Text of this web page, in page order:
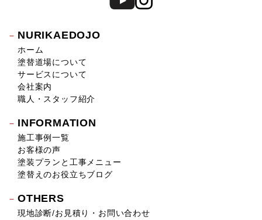
NURIKAEDOJO
ホーム
塗替道場について
サービスについて
会社案内
職人・スタッフ紹介
INFORMATION
施工事例一覧
お客様の声
塗装プランと工事メニュー
塗替えのお役立ちブログ
OTHERS
現地診断/お見積り・お問い合わせ